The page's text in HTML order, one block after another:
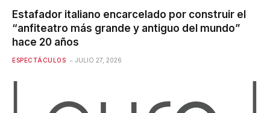
Estafador italiano encarcelado por construir el
“anfiteatro más grande y antiguo del mundo”
hace 20 años
ESPECTÁCULOS JULIO 27, 2026